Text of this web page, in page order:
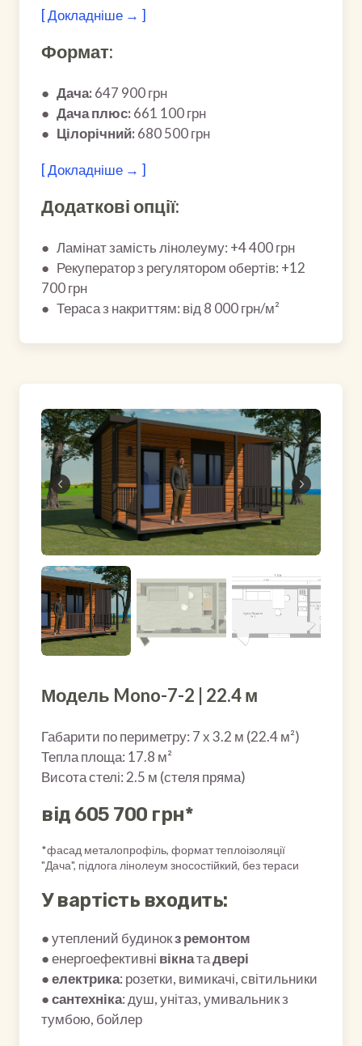
[ Докладніше → ]
Формат:
● Дача: 647 900 грн
● Дача плюс: 661 100 грн
● Цілорічний: 680 500 грн
[ Докладніше → ]
Додаткові опції:
● Ламінат замість лінолеуму: +4 400 грн
● Рекуператор з регулятором обертів: +12
700 грн
● Тераса з накриттям: від 8 000 грн/м²
Модель Mono-7-2 | 22.4 м
Габарити по периметру: 7 х 3.2 м (22.4 м²)
Тепла площа: 17.8 м²
Висота стелі: 2.5 м (стеля пряма)
від 605 700 грн*
*фасад металопрофіль, формат теплоізоляції
"Дача", підлога лінолеум зносостійкий, без тераси
У вартість входить:
● утеплений будинокз ремонтом
● енергоефективні вікнатадвері
●електрика: розетки, вимикачі, світильники
●сантехніка: душ, унітаз, умивальник з
тумбою, бойлер